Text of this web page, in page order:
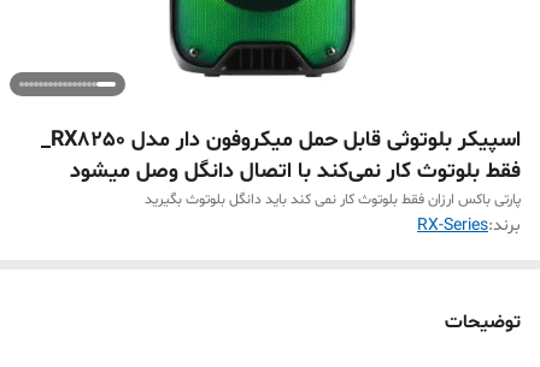
اسپیکر بلوتوثی قابل حمل میکروفون دار مدل RX8250_
فقط بلوتوث کار نمی‌کند با اتصال دانگل وصل میشود
پارتی باکس ارزان فقط بلوتوث کار نمی کند باید دانگل بلوتوث بگیرید
برند:RX-Series
توضیحات